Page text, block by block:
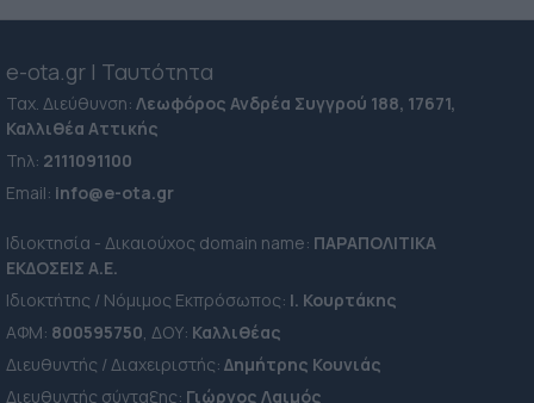
e-ota.gr | Ταυτότητα
Ταχ. Διεύθυνση:Λεωφόρος Ανδρέα Συγγρού 188, 17671,
Καλλιθέα Αττικής
Τηλ: 2111091100
Εmail: info@e-ota.gr
Ιδιοκτησία - Δικαιούχος domain name: ΠΑΡΑΠΟΛΙΤΙΚΑ
ΕΚΔΟΣΕΙΣ A.E.
Ιδιοκτήτης / Νόμιμος Εκπρόσωπος: Ι. Κουρτάκης
ΑΦΜ: 800595750, ΔΟΥ: Καλλιθέας
Διευθυντής / Διαχειριστής:Δημήτρης Κουνιάς
Διευθυντής σύνταξης: Γιώργος Λαιμός